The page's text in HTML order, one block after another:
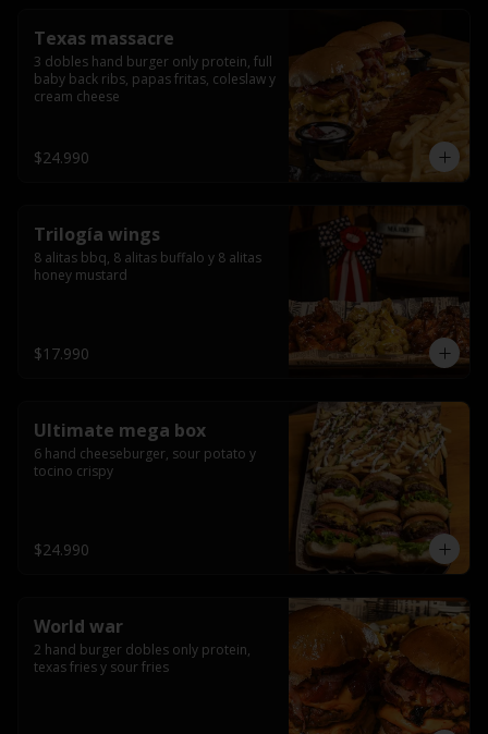
Texas massacre
3 dobles hand burger only protein, full
baby back ribs, papas fritas, coleslaw y
cream cheese
$24.990
Trilogía wings
8 alitas bbq, 8 alitas buffalo y 8 alitas
honey mustard
$17.990
Ultimate mega box
6 hand cheeseburger, sour potato y
tocino crispy
$24.990
World war
2 hand burger dobles only protein,
texas fries y sour fries